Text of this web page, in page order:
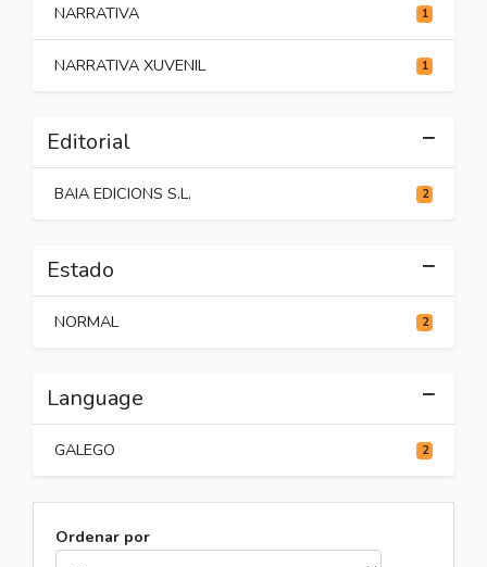
NARRATIVA 1
NARRATIVA XUVENIL 1
Editorial
BAIA EDICIONS S.L. 2
Estado
NORMAL 2
Language
GALEGO 2
Ordenar por